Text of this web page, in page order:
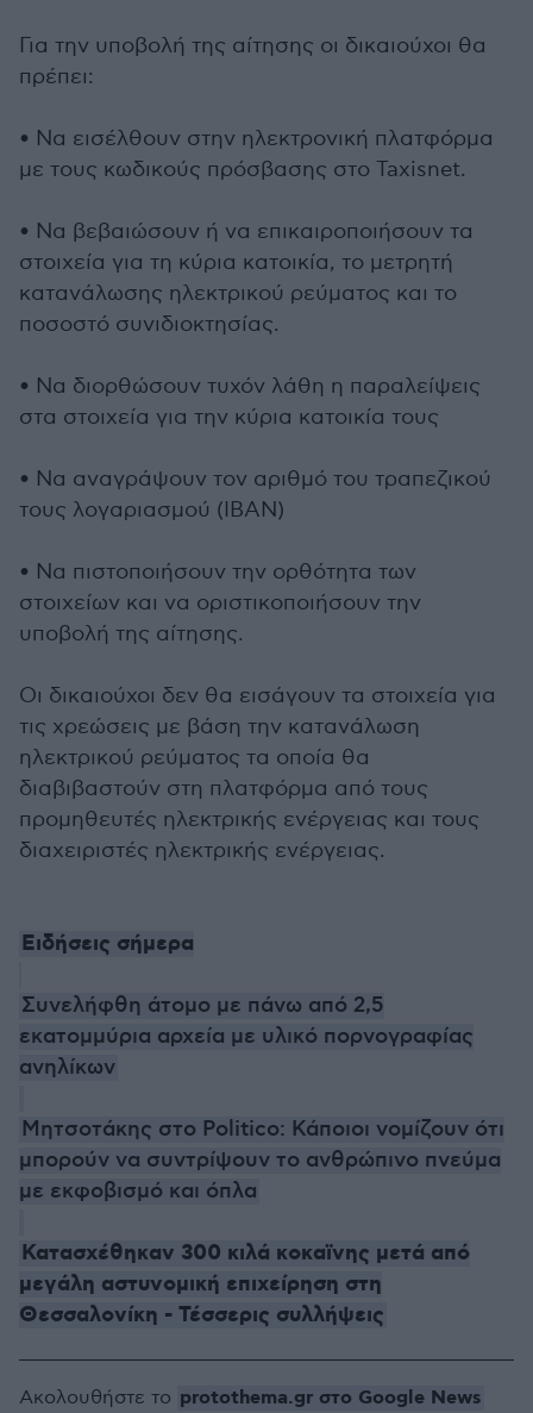
Για την υποβολή της αίτησης οι δικαιούχοι θα
πρέπει:
• Να εισέλθουν στην ηλεκτρονική πλατφόρμα
με τους κωδικούς πρόσβασης στο Taxisnet.
• Να βεβαιώσουν ή να επικαιροποιήσουν τα
στοιχεία για τη κύρια κατοικία, το μετρητή
κατανάλωσης ηλεκτρικού ρεύματος και το
ποσοστό συνιδιοκτησίας.
• Να διορθώσουν τυχόν λάθη η παραλείψεις
στα στοιχεία για την κύρια κατοικία τους
• Να αναγράψουν τον αριθμό του τραπεζικού
τους λογαριασμού (IBAN)
• Να πιστοποιήσουν την ορθότητα των
στοιχείων και να οριστικοποιήσουν την
υποβολή της αίτησης.
Οι δικαιούχοι δεν θα εισάγουν τα στοιχεία για
τις χρεώσεις με βάση την κατανάλωση
ηλεκτρικού ρεύματος τα οποία θα
διαβιβαστούν στη πλατφόρμα από τους
προμηθευτές ηλεκτρικής ενέργειας και τους
διαχειριστές ηλεκτρικής ενέργειας.
Ειδήσεις σήμερα
Συνελήφθη άτομο με πάνω από 2,5
εκατομμύρια αρχεία με υλικό πορνογραφίας
ανηλίκων
Μητσοτάκης στο Politico: Κάποιοι νομίζουν ότι
μπορούν να συντρίψουν το ανθρώπινο πνεύμα
με εκφοβισμό και όπλα
Κατασχέθηκαν 300 κιλά κοκαϊνης μετά από
μεγάλη αστυνομική επιχείρηση στη
Θεσσαλονίκη - Τέσσερις συλλήψεις
Ακολουθήστε το protothema.gr στο Google News